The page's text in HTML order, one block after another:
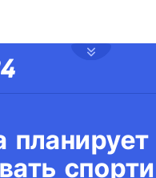
планирует